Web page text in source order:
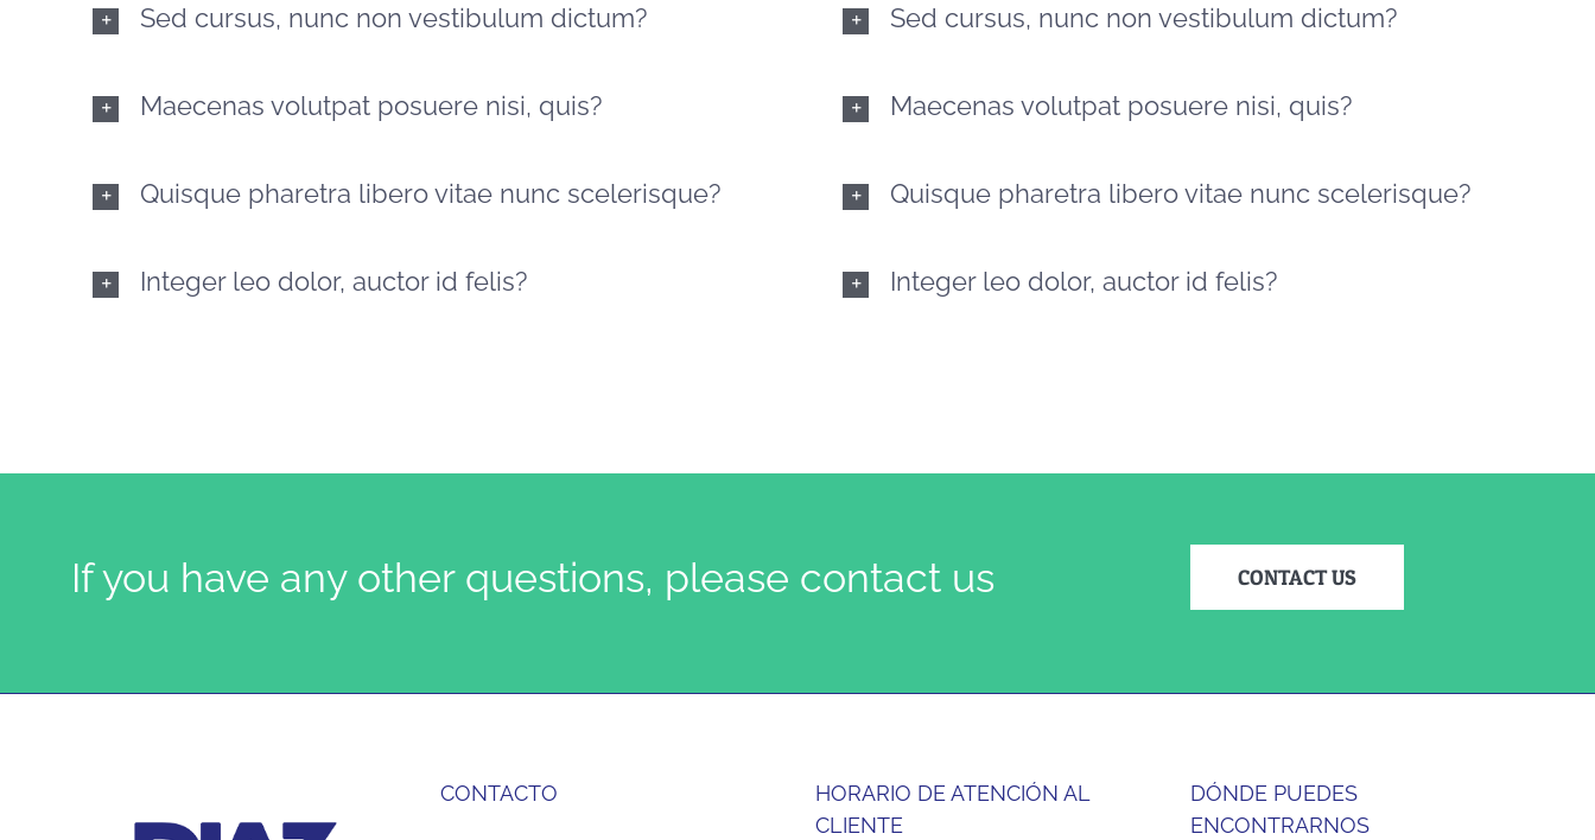
Sed cursus, nunc non vestibulum dictum?
Maecenas volutpat posuere nisi, quis?
Quisque pharetra libero vitae nunc scelerisque?
Integer leo dolor, auctor id felis?
Sed cursus, nunc non vestibulum dictum?
Maecenas volutpat posuere nisi, quis?
Quisque pharetra libero vitae nunc scelerisque?
Integer leo dolor, auctor id felis?
If you have any other questions, please contact us CONTACT US
CONTACTO
HORARIO DE ATENCIÓN AL
CLIENTE
DÓNDE PUEDES
ENCONTRARNOS